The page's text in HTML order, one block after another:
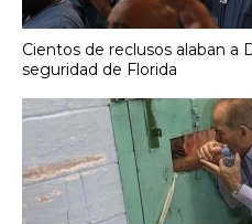
Cientos de reclusos alaban a
seguridad de Florida